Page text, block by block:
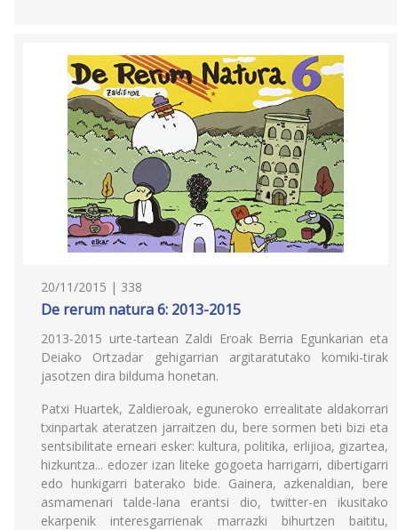
20/11/2015 | 338
De rerum natura 6: 2013-2015
2013-2015 urte-tartean Zaldi Eroak Berria Egunkarian eta
Deiako Ortzadar gehigarrian argitaratutako komiki-tirak
jasotzen dira bilduma honetan.
Patxi Huartek, Zaldieroak, eguneroko errealitate aldakorrari
txinpartak ateratzen jarraitzen du, bere sormen beti bizi eta
sentsibilitate erneari esker: kultura, politika, erlijioa, gizartea,
hizkuntza... edozer izan liteke gogoeta harrigarri, dibertigarri
edo hunkigarri baterako bide. Gainera, azkenaldian, bere
asmamenari talde-lana erantsi dio, twitter-en ikusitako
ekarpenik interesgarrienak marrazki bihurtzen baititu,